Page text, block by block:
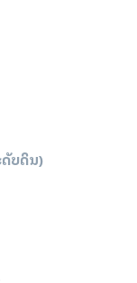
ດັບດິນ)